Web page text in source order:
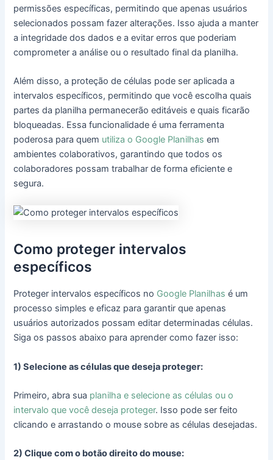
permissões específicas, permitindo que apenas usuários
selecionados possam fazer alterações. Isso ajuda a manter
a integridade dos dados e a evitar erros que poderiam
comprometer a análise ou o resultado final da planilha.
Além disso, a proteção de células pode ser aplicada a
intervalos específicos, permitindo que você escolha quais
partes da planilha permanecerão editáveis e quais ficarão
bloqueadas. Essa funcionalidade é uma ferramenta
poderosa para quem utiliza o Google Planilhas em
ambientes colaborativos, garantindo que todos os
colaboradores possam trabalhar de forma eficiente e
segura.
Como proteger intervalos
específicos
Proteger intervalos específicos no Google Planilhas é um
processo simples e eficaz para garantir que apenas
usuários autorizados possam editar determinadas células.
Siga os passos abaixo para aprender como fazer isso:
1) Selecione as células que deseja proteger:
Primeiro, abra sua planilha e selecione as células ou o
intervalo que você deseja proteger. Isso pode ser feito
clicando e arrastando o mouse sobre as células desejadas.
2) Clique com o botão direito do mouse: